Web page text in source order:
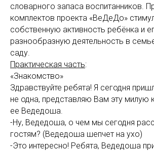
словарного запаса воспитанников.
комплектов проекта «ВеДеДо»
собственную активность ребёнка и
разнообразную деятельность в
саду.
Практическая часть:
«Знакомство»
Здравствуйте ребята! Я сегодня
не одна, представляю Вам эту милую
ее Ведедоша.
-Ну, Ведедоша, о чем мы сегодня
гостям? (Ведедоша шепчет на ухо)
-Это интересно! Ребята, Ведедоша